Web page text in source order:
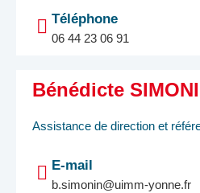
Téléphone
06 44 23 06 91
Bénédicte
Assistance de direction et
E-mail
b.simonin@uimm-yonne.fr